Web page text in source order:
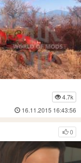
4.7k
16.11.2015 16:43:56
0